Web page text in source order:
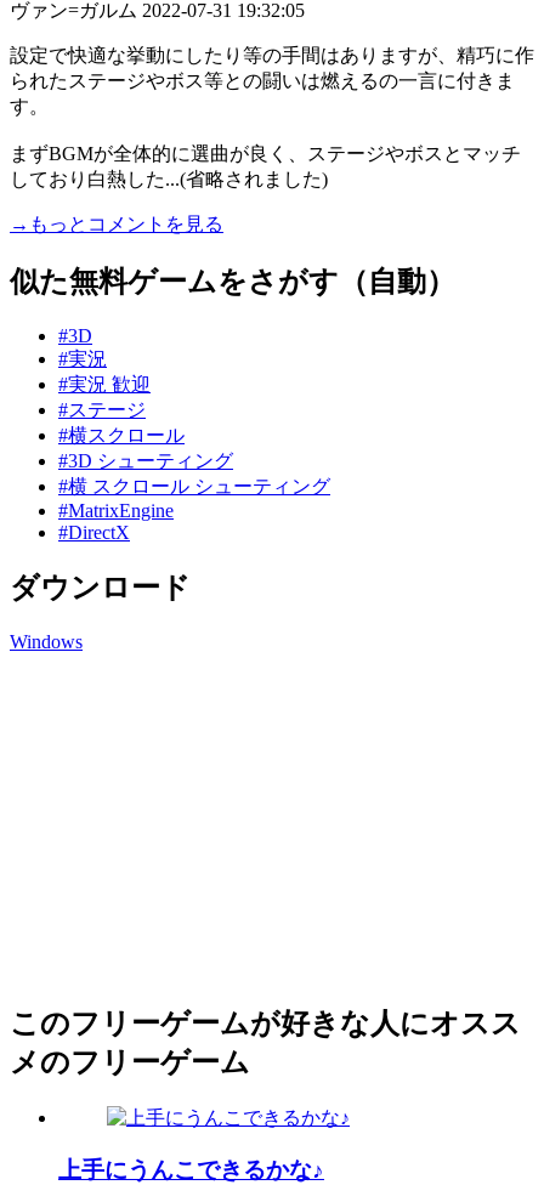
ヴァン=ガルム 2022-07-31 19:32:05
設定で快適な挙動にしたり等の手間はありますが、精巧に作
られたステージやボス等との闘いは燃えるの一言に付きま
す。
まずBGMが全体的に選曲が良く、ステージやボスとマッチ
しており白熱した...(省略されました)
→もっとコメントを見る
似た無料ゲームをさがす（自動）
#3D
#実況
#実況 歓迎
#ステージ
#横スクロール
#3D シューティング
#横 スクロール シューティング
#MatrixEngine
#DirectX
ダウンロード
Windows
このフリーゲームが好きな人にオスス
メのフリーゲーム
上手にうんこできるかな♪